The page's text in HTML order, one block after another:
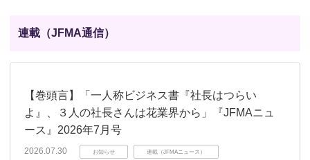
連載（JFMA通信）
【巻頭言】「一人称ビジネス書『社長はつらい
よ』、３人の社長さんは花業界から」『JFMAニュ
ース』2026年7月号
2026.07.30 お知らせ 連載（JFMAニュース）